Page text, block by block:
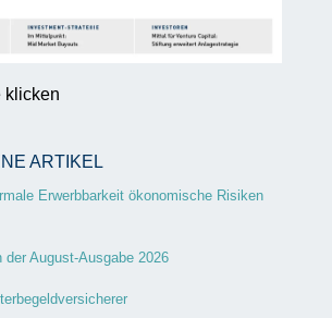
klicken
ARTIKEL
Erwerbbarkeit ökonomische Risiken
der August-Ausgabe 2026